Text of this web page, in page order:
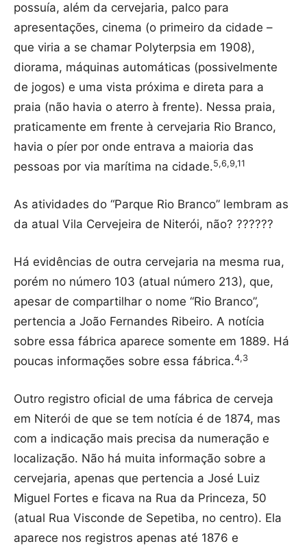
possuía, além da cervejaria, palco para
apresentações, cinema (o primeiro da cidade –
que viria a se chamar Polyterpsia em 1908),
diorama, máquinas automáticas (possivelmente
de jogos) e uma vista próxima e direta para a
praia (não havia o aterro à frente). Nessa praia,
praticamente em frente à cervejaria Rio Branco,
havia o píer por onde entrava a maioria das
pessoas por via marítima na cidade.5,6,9,11
As atividades do “Parque Rio Branco” lembram as
da atual Vila Cervejeira de Niterói, não? ??????
Há evidências de outra cervejaria na mesma rua,
porém no número 103 (atual número 213), que,
apesar de compartilhar o nome “Rio Branco”,
pertencia a João Fernandes Ribeiro. A notícia
sobre essa fábrica aparece somente em 1889. Há
poucas informações sobre essa fábrica.4,3
Outro registro oficial de uma fábrica de cerveja
em Niterói de que se tem notícia é de 1874, mas
com a indicação mais precisa da numeração e
localização. Não há muita informação sobre a
cervejaria, apenas que pertencia a José Luiz
Miguel Fortes e ficava na Rua da Princeza, 50
(atual Rua Visconde de Sepetiba, no centro). Ela
aparece nos registros apenas até 1876 e